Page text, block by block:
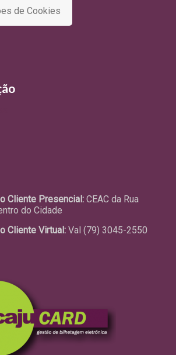
de Cookies
Cliente Presencial: CEAC da Rua
do Cidade
Cliente Virtual: Val (79) 3045-2550